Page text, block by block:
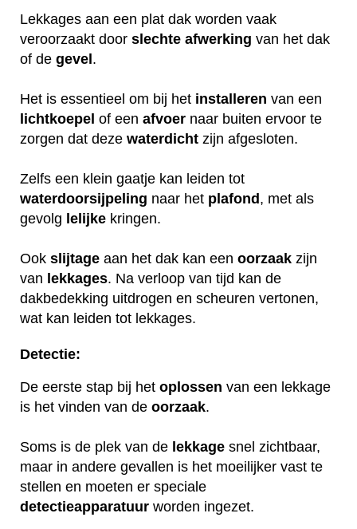
Lekkages aan een plat dak worden vaak
veroorzaakt door slechte afwerking van het dak
of de gevel.
Het is essentieel om bij het installeren van een
lichtkoepel of een afvoer naar buiten ervoor te
zorgen dat deze waterdicht zijn afgesloten.
Zelfs een klein gaatje kan leiden tot
waterdoorsijpeling naar het plafond, met als
gevolg lelijke kringen.
Ook slijtage aan het dak kan een oorzaak zijn
van lekkages. Na verloop van tijd kan de
dakbedekking uitdrogen en scheuren vertonen,
wat kan leiden tot lekkages.
Detectie:
De eerste stap bij het oplossen van een lekkage
is het vinden van de oorzaak.
Soms is de plek van de lekkage snel zichtbaar,
maar in andere gevallen is het moeilijker vast te
stellen en moeten er speciale
detectieapparatuur worden ingezet.